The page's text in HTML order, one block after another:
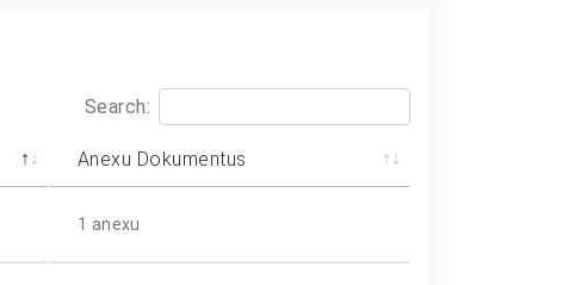
Search:
Anexu Dokumentus
1 anexu